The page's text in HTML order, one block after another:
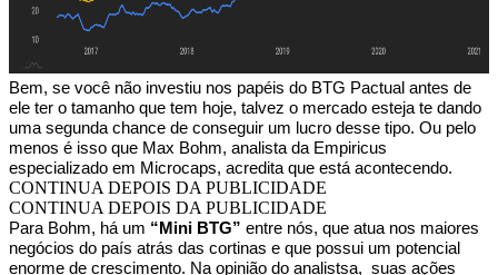
Bem, se você não investiu nos papéis do BTG Pactual antes de
ele ter o tamanho que tem hoje, talvez o mercado esteja te dando
uma segunda chance de conseguir um lucro desse tipo. Ou pelo
menos é isso que Max Bohm, analista da Empiricus
especializado em Microcaps, acredita que está acontecendo.
CONTINUA DEPOIS DA PUBLICIDADE
CONTINUA DEPOIS DA PUBLICIDADE
Para Bohm, há um “Mini BTG” entre nós, que atua nos maiores
negócios do país atrás das cortinas e que possui um potencial
enorme de crescimento. Na opinião do analistsa, suas ações